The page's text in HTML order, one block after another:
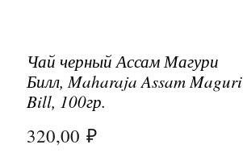
Чай черный Ассам Магури
Билл, Maharaja Assam Maguri
Bill, 100гр.
320,00 ₽Цена